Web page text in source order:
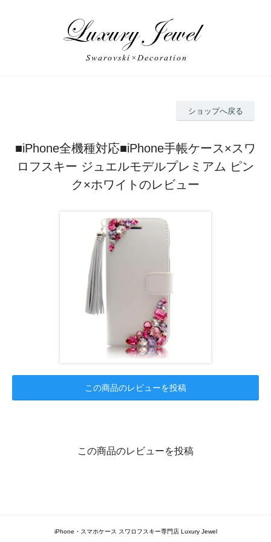
ショップへ戻る
■iPhone全機種対応■iPhone手帳ケース×スワ
ロフスキー ジュエルモデルプレミアム ピン
ク×ホワイトのレビュー
この商品のレビューを投稿
この商品のレビューを投稿
iPhone・スマホケース スワロフスキー専門店 Luxury Jewel